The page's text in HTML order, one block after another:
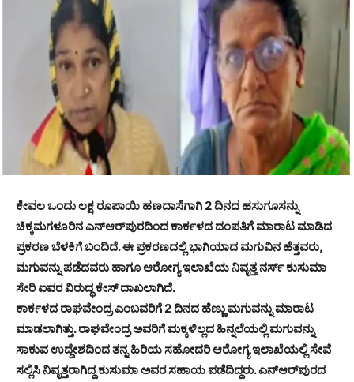
ಕೇವಲ ಒಂದು ಲಕ್ಷ ರೂಪಾಯಿ ಹಣದಾಸೆಗಾಗಿ 2 ದಿನದ ಹಸುಗೂಸನ್ನು
ಚಿಕ್ಕಮಗಳೂರಿನ ಎನ್‌ಆರ್‌ಪುರದಿಂದ ಕಾರ್ಕಳದ ದಂಪತಿಗೆ ಮಾರಾಟ ಮಾಡಿದ
ಪ್ರಕರಣ ಬೆಳಕಿಗೆ ಬಂದಿದೆ. ಈ ಪ್ರಕರಣದಲ್ಲಿ ಭಾಗಿಯಾದ ಮಗುವಿನ ಹೆತ್ತವರು,
ಮಗುವನ್ನು ಪಡೆದವರು ಹಾಗೂ ಆರೋಗ್ಯ ಇಲಾಖೆಯ ನಿವೃತ್ತ ನರ್ಸ್ ಕುಸುಮಾ
ಸೇರಿ ಐವರ ವಿರುದ್ಧ ಕೇಸ್ ದಾಖಲಾಗಿದೆ.
ಕಾರ್ಕಳದ ರಾಘವೇಂದ್ರ ಎಂಬವರಿಗೆ 2 ದಿನದ ಹೆಣ್ಣು ಮಗುವನ್ನು ಮಾರಾಟ
ಮಾಡಲಾಗಿತ್ತು. ರಾಘವೇಂದ್ರ ಅವರಿಗೆ ಮಕ್ಕಳಿಲ್ಲದ ಹಿನ್ನಲೆಯಲ್ಲಿ ಮಗುವನ್ನು
ಸಾಕುವ ಉದ್ದೇಶದಿಂದ ತನ್ನ ಹಿರಿಯ ಸಹೋದರಿ ಆರೋಗ್ಯ ಇಲಾಖೆಯಲ್ಲಿ ಸೇವೆ
ಸಲ್ಲಿಸಿ ನಿವೃತ್ತರಾಗಿದ್ದ ಕುಸುಮಾ ಅವರ ಸಹಾಯ ಪಡೆದಿದ್ದರು. ಎನ್‌ಆರ್‌ಪುರದ